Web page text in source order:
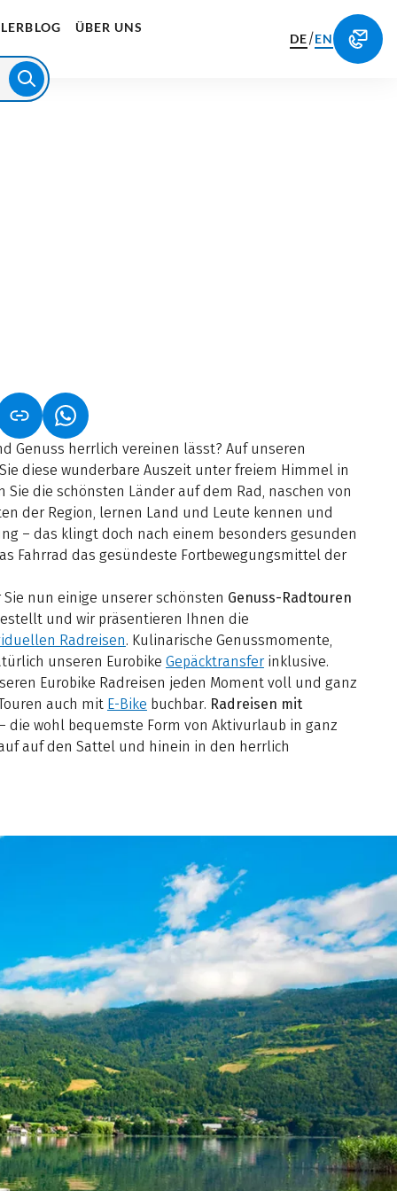
ÜBER UNS
DE/EN
IN NEUEM TAB)
ÖFFNET IN NEUEM TAB)
(LINK ÖFFNET IN NEUEM TAB)
Genuss herrlich vereinen lässt? Auf unseren
diese wunderbare Auszeit unter freiem Himmel in
Sie die schönsten Länder auf dem Rad, naschen von
der Region, lernen Land und Leute kennen und
– das klingt doch nach einem besonders gesunden
Fahrrad das gesündeste Fortbewegungsmittel der
nun einige unserer schönsten Genuss-Radtouren
und wir präsentieren Ihnen die
Radreisen. Kulinarische Genussmomente,
unseren Eurobike Gepäcktransferinklusive.
Eurobike Radreisen jeden Moment voll und ganz
auch mit E-Bike buchbar. Radreisen mit
die wohl bequemste Form von Aktivurlaub in ganz
auf den Sattel und hinein in den herrlich